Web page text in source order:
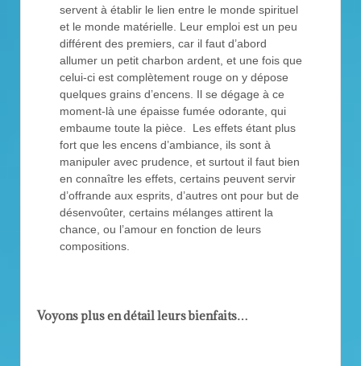
servent à établir le lien entre le monde spirituel
et le monde matérielle. Leur emploi est un peu
différent des premiers, car il faut d’abord
allumer un petit charbon ardent, et une fois que
celui-ci est complètement rouge on y dépose
quelques grains d’encens. Il se dégage à ce
moment-là une épaisse fumée odorante, qui
embaume toute la pièce. Les effets étant plus
fort que les encens d’ambiance, ils sont à
manipuler avec prudence, et surtout il faut bien
en connaître les effets, certains peuvent servir
d’offrande aux esprits, d’autres ont pour but de
désenvoûter, certains mélanges attirent la
chance, ou l’amour en fonction de leurs
compositions.
Voyons plus en détail leurs bienfaits…